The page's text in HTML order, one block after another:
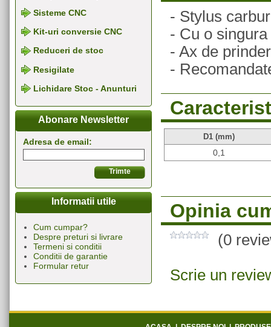
Sisteme CNC
Kit-uri conversie CNC
Reduceri de stoc
Resigilate
Lichidare Stoc - Anunturi
Abonare Newsletter
Adresa de email:
Informatii utile
Cum cumpar?
Despre preturi si livrare
Termeni si conditii
Conditii de garantie
Formular retur
- Stylus
- Cu o
- Ax de
-
D1 (mm)
0,1
Opinia
(0
Scrie un